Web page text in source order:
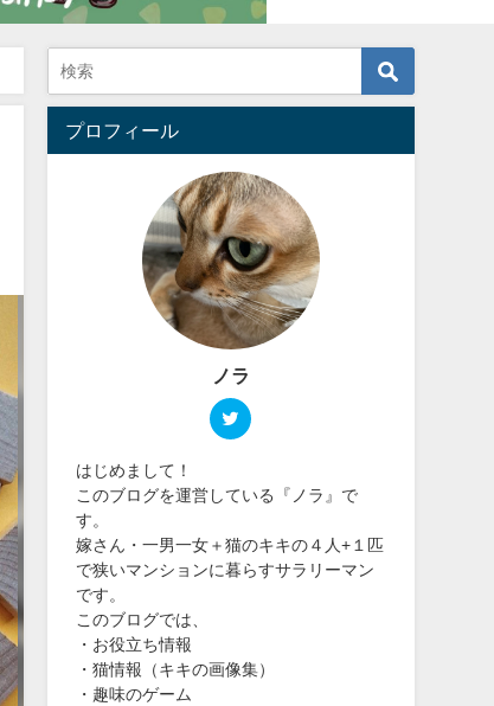
プロフィール
ノラ
はじめまして！
このブログを運営している『ノラ』で
す。
嫁さん・一男一女＋猫のキキの４人+１匹
で狭いマンションに暮らすサラリーマン
です。
このブログでは、
・お役立ち情報
・猫情報（キキの画像集）
・趣味のゲーム